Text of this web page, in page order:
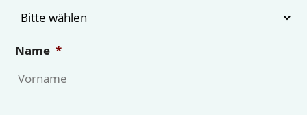
Name *